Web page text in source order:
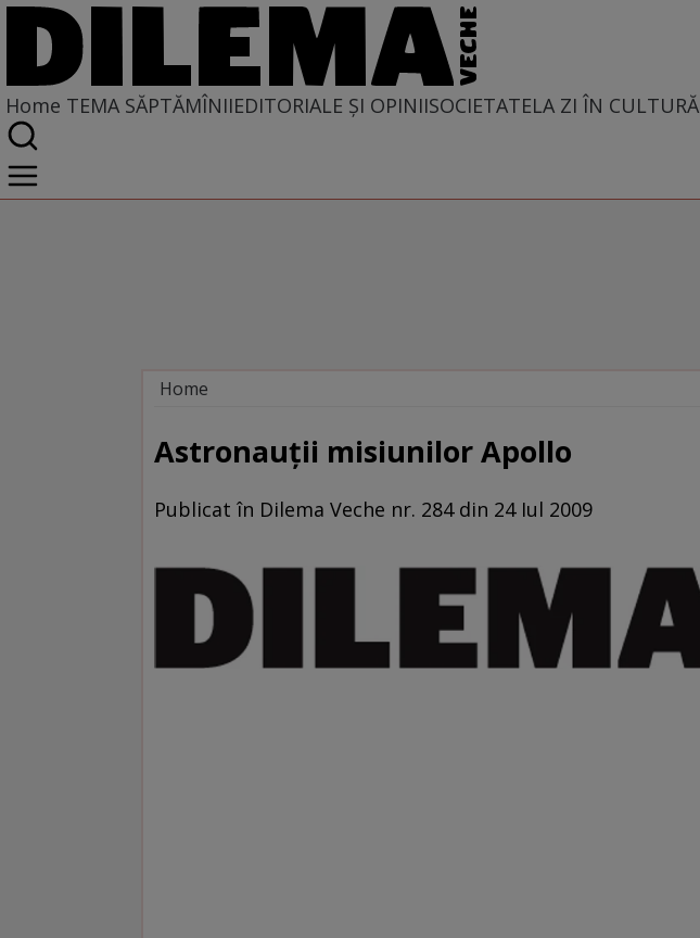
Home TEMA SĂPTĂMÎNIIEDITORIALE ȘI OPINIISOCIETATELA ZI ÎN CULTURĂ
Home
Astronauţii misiunilor Apollo
Publicat în Dilema Veche nr. 284 din 24 Iul 2009